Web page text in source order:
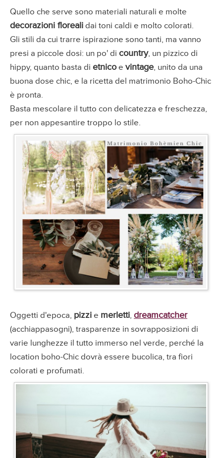
Quello che serve sono materiali naturali e molte
decorazioni floreali dai toni caldi e molto colorati.
Gli stili da cui trarre ispirazione sono tanti, ma vanno
presi a piccole dosi: un po' di country, un pizzico di
hippy, quanto basta di etnicoe vintage, unito da una
buona dose chic, e la ricetta del matrimonio Boho-Chic
è pronta.
Basta mescolare il tutto con delicatezza e freschezza,
per non appesantire troppo lo stile.
Oggetti d'epoca, pizzi e merletti, dreamcatcher
(acchiappasogni), trasparenze in sovrapposizioni di
varie lunghezze il tutto immerso nel verde, perché la
location boho-Chic dovrà essere bucolica, tra fiori
colorati e profumati.